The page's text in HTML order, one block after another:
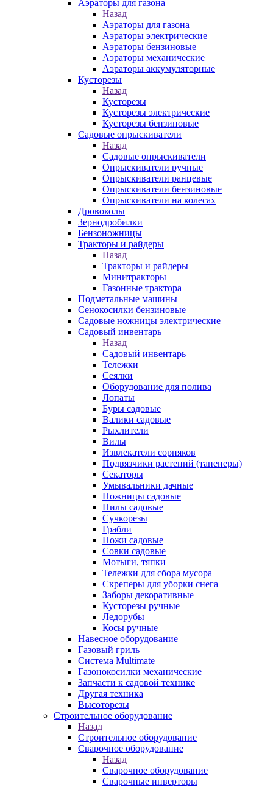
Аэраторы для газона
Назад
Аэраторы для газона
Аэраторы электрические
Аэраторы бензиновые
Аэраторы механические
Аэраторы аккумуляторные
Кусторезы
Назад
Кусторезы
Кусторезы электрические
Кусторезы бензиновые
Садовые опрыскиватели
Назад
Садовые опрыскиватели
Опрыскиватели ручные
Опрыскиватели ранцевые
Опрыскиватели бензиновые
Опрыскиватели на колесах
Дровоколы
Зернодробилки
Бензоножницы
Тракторы и райдеры
Назад
Тракторы и райдеры
Минитракторы
Газонные трактора
Подметальные машины
Сенокосилки бензиновые
Садовые ножницы электрические
Садовый инвентарь
Назад
Садовый инвентарь
Тележки
Сеялки
Оборудование для полива
Лопаты
Буры садовые
Валики садовые
Рыхлители
Вилы
Извлекатели сорняков
Подвязчики растений (тапенеры)
Секаторы
Умывальники дачные
Ножницы садовые
Пилы садовые
Сучкорезы
Грабли
Ножи садовые
Совки садовые
Мотыги, тяпки
Тележки для сбора мусора
Скреперы для уборки снега
Заборы декоративные
Кусторезы ручные
Ледорубы
Косы ручные
Навесное оборудование
Газовый гриль
Система Multimate
Газонокосилки механические
Запчасти к садовой технике
Другая техника
Высоторезы
Строительное оборудование
Назад
Строительное оборудование
Сварочное оборудование
Назад
Сварочное оборудование
Сварочные инверторы